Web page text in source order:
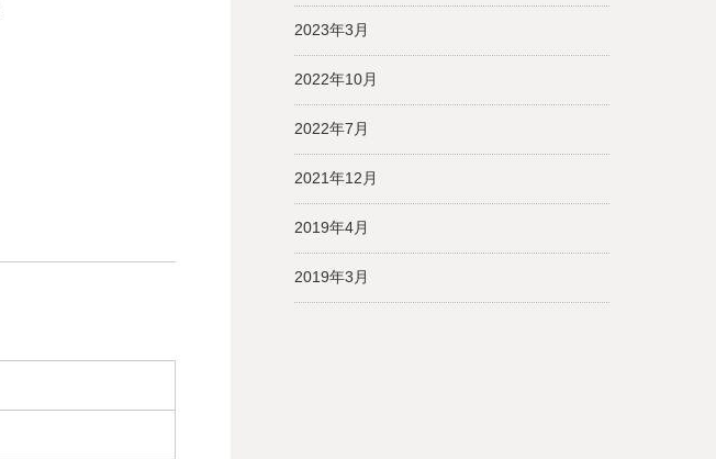
2023年3月
2022年10月
2022年7月
2021年12月
2019年4月
2019年3月